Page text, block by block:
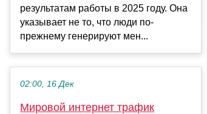
результатам работы в 2025 году. Она
указывает не то, что люди по-
прежнему генерируют мен...
02:00, 16 Дек
Мировой интернет трафик